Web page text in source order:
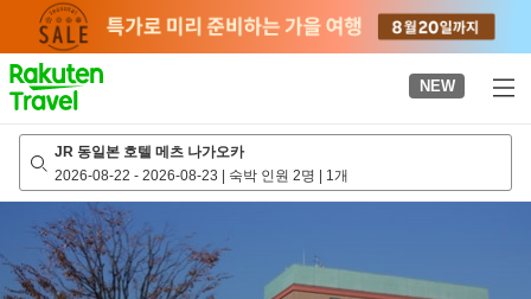
page
NEW
JR 동일본 호텔 메츠 나가오카
2026-08-22 - 2026-08-23 | 숙박 인원 2명 | 1개